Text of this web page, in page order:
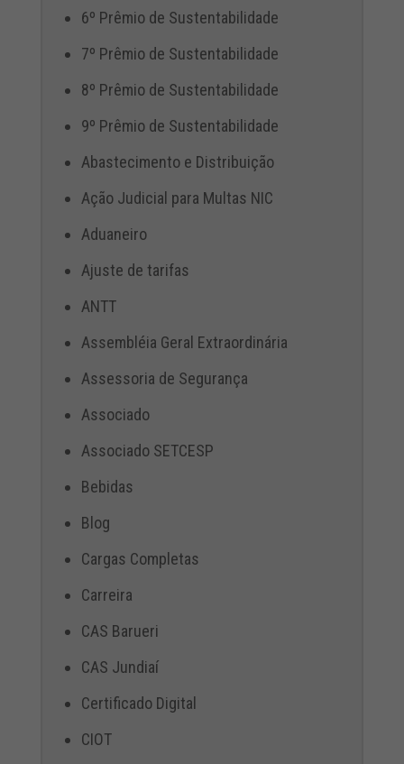
6º Prêmio de Sustentabilidade
7º Prêmio de Sustentabilidade
8º Prêmio de Sustentabilidade
9º Prêmio de Sustentabilidade
Abastecimento e Distribuição
Ação Judicial para Multas NIC
Aduaneiro
Ajuste de tarifas
ANTT
Assembléia Geral Extraordinária
Assessoria de Segurança
Associado
Associado SETCESP
Bebidas
Blog
Cargas Completas
Carreira
CAS Barueri
CAS Jundiaí
Certificado Digital
CIOT